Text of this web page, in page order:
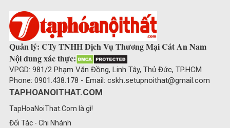
Quản lý: CTy TNHH Dịch Vụ Thương Mại Cát An Nam
Nội dung xác thực:
VPGD: 981/2 Phạm Văn Đồng, Linh Tây, Thủ Đức, TP.HCM
Phone: 0901.438.178 - Email: cskh.setupnoithat@gmail.com
TAPHOANOITHAT.COM
TapHoaNoiThat.Com là gì!
Đối Tác - Chi Nhánh